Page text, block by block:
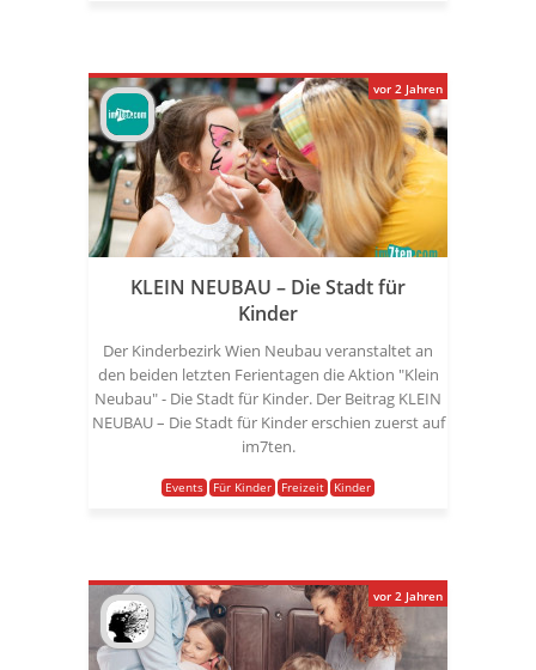
KLEIN NEUBAU – Die Stadt für
Kinder
Der Kinderbezirk Wien Neubau veranstaltet an
den beiden letzten Ferientagen die Aktion "Klein
Neubau" - Die Stadt für Kinder. Der Beitrag KLEIN
NEUBAU – Die Stadt für Kinder erschien zuerst auf
im7ten.
Events Für Kinder Freizeit Kinder
vor 2 Jahren
vor 2 Jahren